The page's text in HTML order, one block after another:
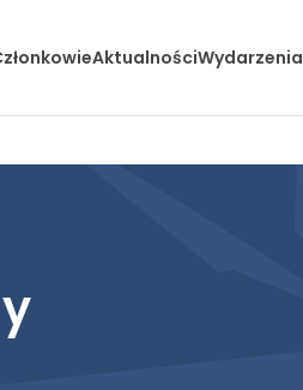
AktualnościWydarzenia